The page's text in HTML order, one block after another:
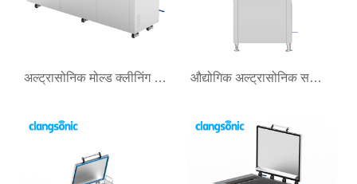
अल्ट्रासोनिक मोल्ड क्लीनिंग मेशीन औद्योगिक अल्ट्रासोनिक सफाई मेशीन